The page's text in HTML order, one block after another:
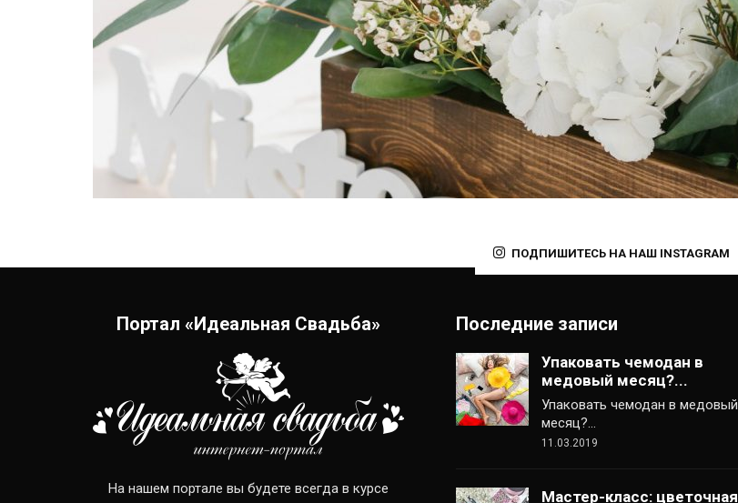
ПОДПИШИТЕСЬ НА НАШ INSTAGRAM
Портал «Идеальная Свадьба»
На нашем портале вы будете всегда в курсе
Последние записи
Упаковать чемодан в
медовый месяц?...
Упаковать чемодан в медовый
месяц?…
11.03.2019
Мастер-класс: цветочная